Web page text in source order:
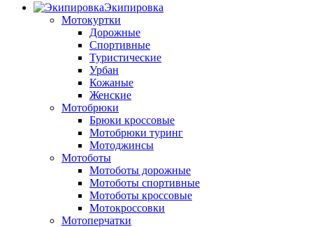
Экипировка
Мотокуртки
Дорожные
Спортивные
Туристические
Урбан
Кожаные
Женские
Мотобрюки
Брюки кроссовые
Мотобрюки туринг
Мотоджинсы
Мотоботы
Мотоботы дорожные
Мотоботы спортивные
Мотоботы кроссовые
Мотокроссовки
Мотоперчатки